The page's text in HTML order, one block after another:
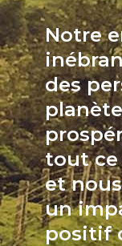
Notre
des
tout ce
et
un
positif